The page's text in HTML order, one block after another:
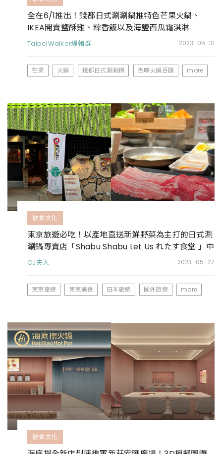
全在6/1推出！錢都日式涮涮鍋推特色芒果火鍋、
IKEA開賣鹽酥雞、粽香飯以及海鹽西瓜霜淇淋
TaipeiWalker編輯群 2023-05-31
芒果 火鍋 錢都日式涮涮鍋 吉哆火鍋百匯 more
飲食文化
東京旅遊必吃！以產地直送新鮮野菜為主打的日式涮
涮鍋專賣店「Shabu Shabu Let Us れたす食堂 」中
目黒本店
CJ夫人 2023-05-27
東京旅遊 東京美食 日本旅遊 國外旅遊 more
飲食文化